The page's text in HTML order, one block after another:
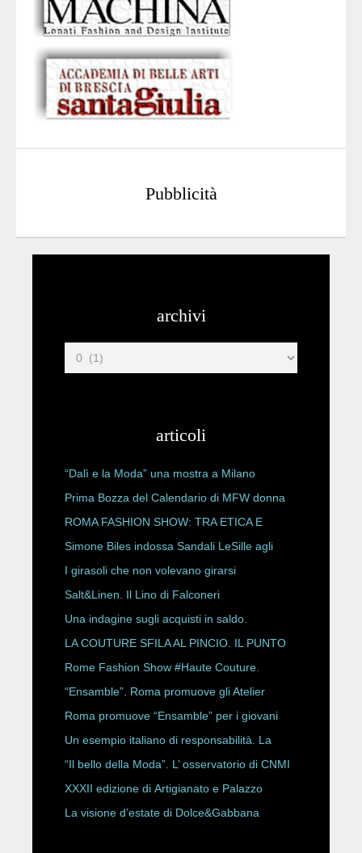
Pubblicità
archivi
articoli
“Dalì e la Moda” una mostra a Milano
Prima Bozza del Calendario di MFW donna
P/E 2027
ROMA FASHION SHOW: TRA ETICA E
HAUTE COUTURE
Simone Biles indossa Sandali LeSille agli
ESPY Awards 2026
I girasoli che non volevano girarsi
Salt&Linen. Il Lino di Falconeri
Una indagine sugli acquisti in saldo.
LA COUTURE SFILA AL PINCIO. IL PUNTO
CON ALESSANDRO ONORATO E
ROBERTA ANGELILLI
Rome Fashion Show #Haute Couture.
“Ensamble”. Roma promuove gli Atelier
Storici
Roma promuove “Ensamble” per i giovani
Un esempio italiano di responsabilità. La
Rete Slow Fiber
“Il bello della Moda”. L’ osservatorio di CNMI
XXXII edizione di Artigianato e Palazzo
La visione d’estate di Dolce&Gabbana